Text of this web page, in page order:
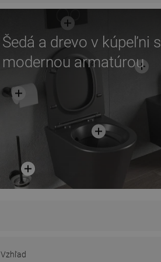
Šedá a drevo v kúpeľni s
modernou armatúrou
Vzhľad